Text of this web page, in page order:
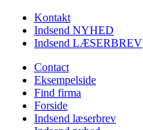
Kontakt
Indsend NYHED
Indsend LÆSERBREV
Contact
Eksempelside
Find firma
Forside
Indsend læserbrev